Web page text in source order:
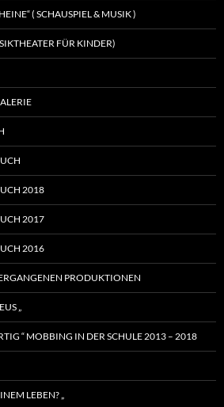
( SCHAUSPIEL & MUSIK )
FÜR KINDER)
2018
2017
2016
PRODUKTIONEN
„
“ MOBBING IN DER SCHULE 2013 – 2018
LEBEN? „